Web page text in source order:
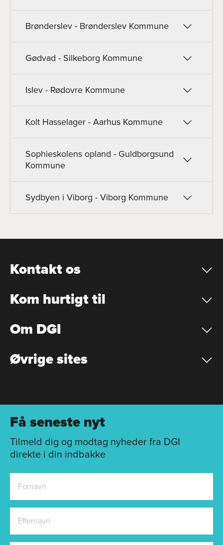
Brønderslev - Brønderslev Kommune
Gødvad - Silkeborg Kommune
Islev - Rødovre Kommune
Kolt Hasselager - Aarhus Kommune
Sophieskolens opland - Guldborgsund
Kommune
Sydbyen i Viborg - Viborg Kommune
Kontakt os
Kom hurtigt til
Om DGI
Øvrige sites
Få seneste nyt
Tilmeld dig og modtag nyheder fra DGI
direkte i din indbakke